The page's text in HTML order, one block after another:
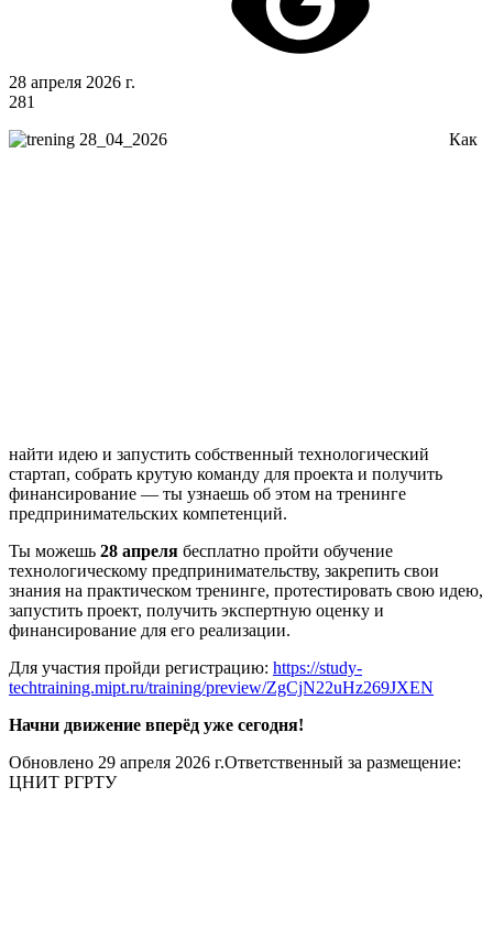
28 апреля 2026 г.
281
Как
найти идею и запустить собственный технологический
стартап, собрать крутую команду для проекта и получить
финансирование — ты узнаешь об этом на тренинге
предпринимательских компетенций.
Ты можешь 28 апреля бесплатно пройти обучение
технологическому предпринимательству, закрепить свои
знания на практическом тренинге, протестировать свою идею,
запустить проект, получить экспертную оценку и
финансирование для его реализации.
Для участия пройди регистрацию: https://study-
techtraining.mipt.ru/training/preview/ZgCjN22uHz269JXEN
Начни движение вперёд уже сегодня!
Обновлено 29 апреля 2026 г.Ответственный за размещение:
ЦНИТ РГРТУ